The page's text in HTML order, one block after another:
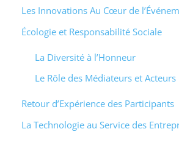
Les Innovations Au Cœur de
Écologie et Responsabilité Sociale
La Diversité à l’Honneur
Le Rôle des Médiateurs et Acteurs
Retour d’Expérience des Participants
La Technologie au Service des